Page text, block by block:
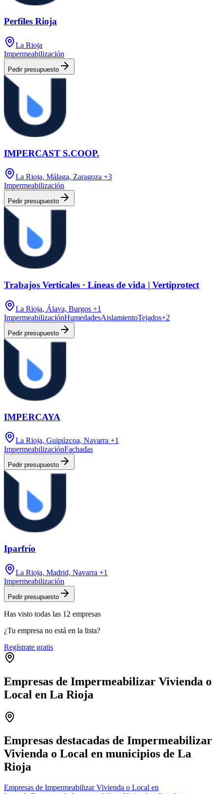
Perfiles Rioja
La Rioja
Impermeabilización
Pedir presupuesto
IMPERCAST S.COOP.
La Rioja, Málaga, Zaragoza +3
Impermeabilización
Pedir presupuesto
Trabajos Verticales · Líneas de vida | Vertiprotect
La Rioja, Álava, Burgos +1
ImpermeabilizaciónHumedadesAislamientoTejados+2
Pedir presupuesto
IMPERCAYA
La Rioja, Guipúzcoa, Navarra +1
ImpermeabilizaciónFachadas
Pedir presupuesto
Iparfrío
La Rioja, Madrid, Navarra +1
Impermeabilización
Pedir presupuesto
Has visto todas las 12 empresas
¿Tu empresa no está en la lista?
Regístrate gratis
Empresas de Impermeabilizar Vivienda o
Local en La Rioja
−
Empresas destacadas de Impermeabilizar
Vivienda o Local en municipios de La
Rioja
Empresas de Impermeabilizar Vivienda o Local en